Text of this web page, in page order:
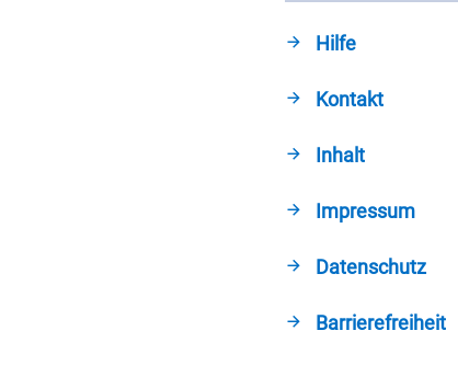
Hilfe
Kontakt
Inhalt
Impressum
Datenschutz
Barrierefreiheit